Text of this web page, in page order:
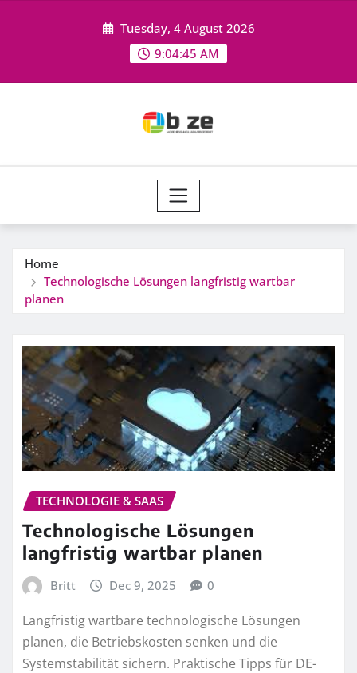
Tuesday, 4 August 2026
9:04:46 AM
Home
Technologische Lösungen langfristig wartbar
planen
TECHNOLOGIE & SAAS
Technologische Lösungen
langfristig wartbar planen
Britt Dec 9, 2025 0
Langfristig wartbare technologische Lösungen
planen, die Betriebskosten senken und die
Systemstabilität sichern. Praktische Tipps für DE-